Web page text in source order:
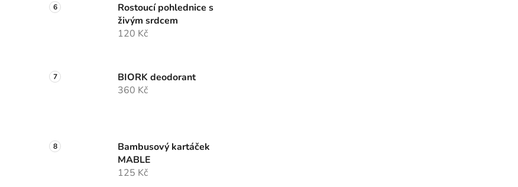
Rostoucí pohlednice s
živým srdcem
120 Kč
BIORK deodorant
360 Kč
Bambusový kartáček
MABLE
125 Kč